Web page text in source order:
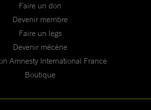
Faire un don
Devenir membre
Faire un legs
Devenir mécène
Amnesty International France
Boutique